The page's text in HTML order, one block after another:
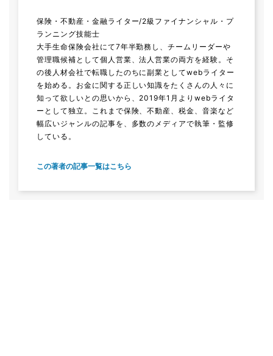
保険・不動産・金融ライター/2級ファイナンシャル・プ
ランニング技能士
大手生命保険会社にて7年半勤務し、チームリーダーや
管理職候補として個人営業、法人営業の両方を経験。そ
の後人材会社で転職したのちに副業としてwebライター
を始める。お金に関する正しい知識をたくさんの人々に
知って欲しいとの思いから、2019年1月よりwebライタ
ーとして独立。これまで保険、不動産、税金、音楽など
幅広いジャンルの記事を、多数のメディアで執筆・監修
している。
この著者の記事一覧はこちら